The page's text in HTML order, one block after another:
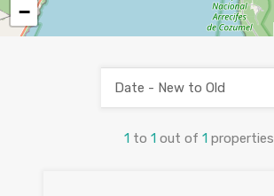
−
1 to 1 out of 1 properties
Date - New to Old